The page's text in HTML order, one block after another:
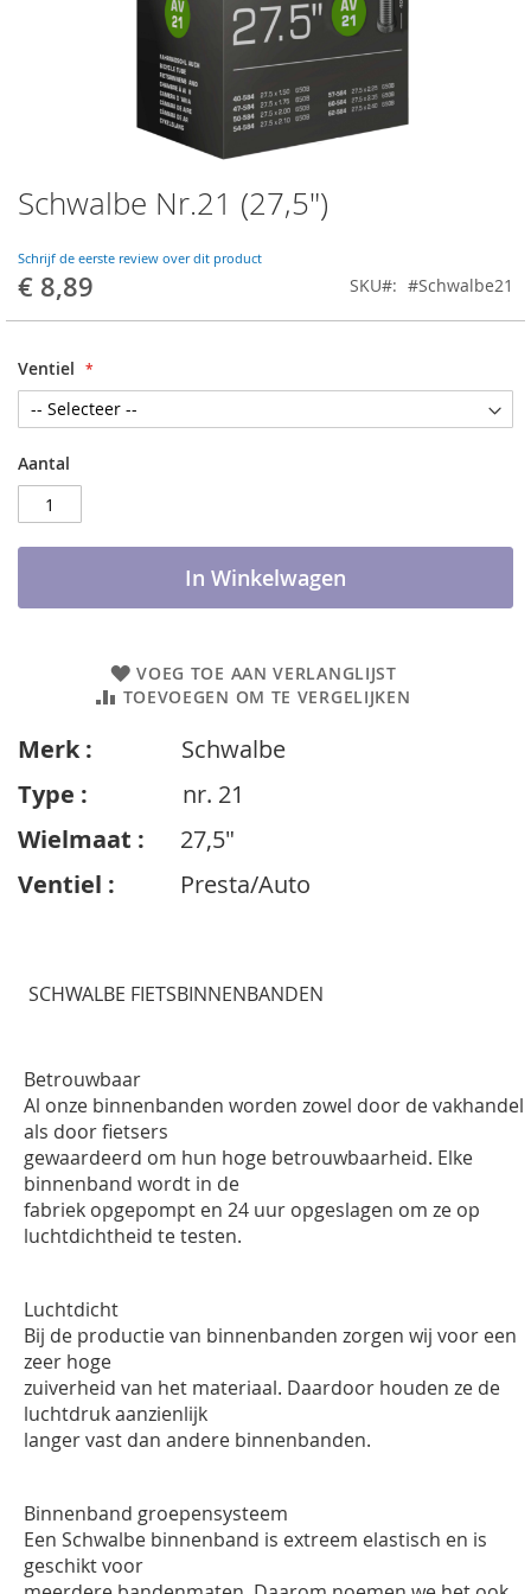
Schwalbe Nr.21 (27,5")
Schrijf de eerste review over dit product
€ 8,89 SKU #Schwalbe21
Ventiel
Aantal
In Winkelwagen
VOEG TOE AAN VERLANGLIJST
TOEVOEGEN OM TE VERGELIJKEN
Merk : Schwalbe
Type :
nr. 21
Wielmaat : 27,5"
Ventiel : Presta/Auto
Ga
naar
begin
van
de
gallerij
SCHWALBE FIETSBINNENBANDEN
Betrouwbaar
Al onze binnenbanden worden zowel door de vakhandel
als door fietsers
gewaardeerd om hun hoge betrouwbaarheid. Elke
binnenband wordt in de
fabriek opgepompt en 24 uur opgeslagen om ze op
luchtdichtheid tetesten.
Luchtdicht
Bij de productie van binnenbanden zorgen wij voor een
zeer hoge
zuiverheid van het materiaal. Daardoor houden ze de
luchtdruk aanzienlijk
langer vast dan andere binnenbanden.
Binnenband groepensysteem
Een Schwalbe binnenband is extreem elastisch en is
geschikt voor